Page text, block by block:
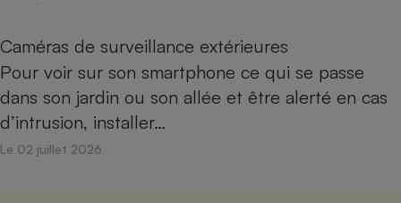
Caméras de surveillance extérieures
Pour voir sur son smartphone ce qui se passe
dans son jardin ou son allée et être alerté en cas
d’intrusion, installer…
Le 02 juillet 2026